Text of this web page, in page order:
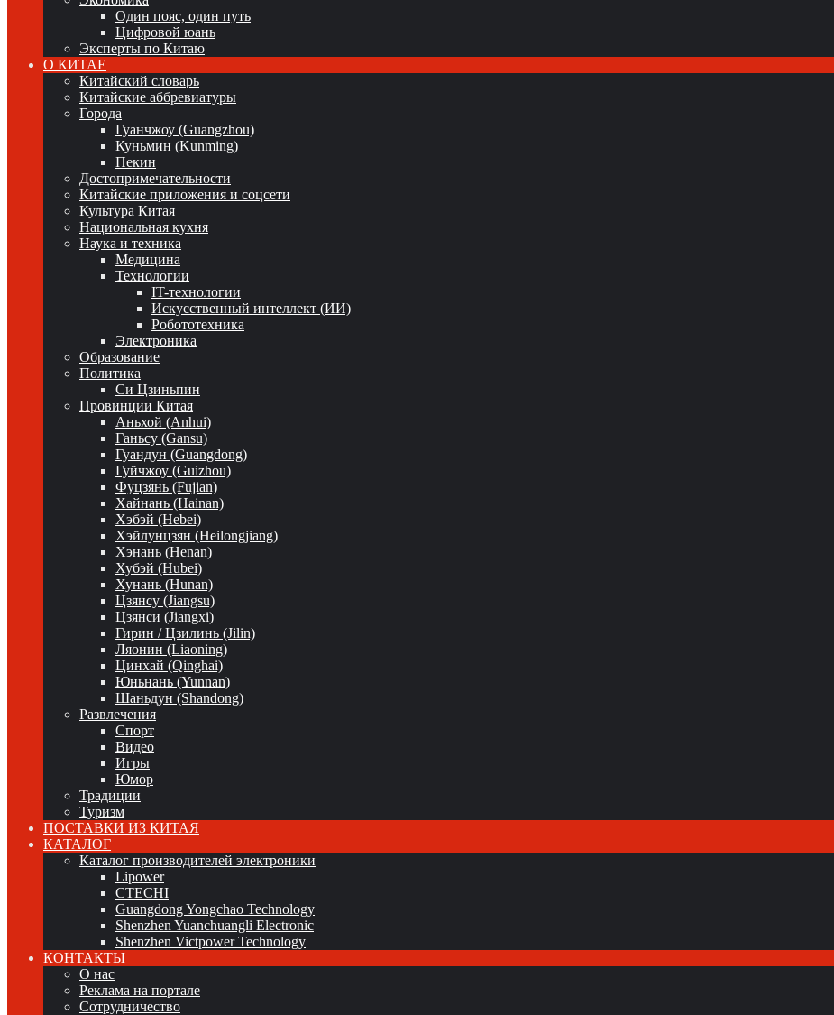
Один пояс, один путь
Цифровой юань
Эксперты по Китаю
О КИТАЕ
Китайский словарь
Китайские аббревиатуры
Города
Гуанчжоу (Guangzhou)
Куньмин (Kunming)
Пекин
Достопримечательности
Китайские приложения и соцсети
Культура Китая
Национальная кухня
Наука и техника
Медицина
Технологии
IT-технологии
Искусственный интеллект (ИИ)
Робототехника
Электроника
Образование
Политика
Си Цзиньпин
Провинции Китая
Аньхой (Anhui)
Ганьсу (Gansu)
Гуандун (Guangdong)
Гуйчжоу (Guizhou)
Фуцзянь (Fujian)
Хайнань (Hainan)
Хэбэй (Hebei)
Хэйлунцзян (Heilongjiang)
Хэнань (Henan)
Хубэй (Hubei)
Хунань (Hunan)
Цзянсу (Jiangsu)
Цзянси (Jiangxi)
Гирин / Цзилинь (Jilin)
Ляонин (Liaoning)
Цинхай (Qinghai)
Юньнань (Yunnan)
Шаньдун (Shandong)
Развлечения
Спорт
Видео
Игры
Юмор
Традиции
Туризм
ПОСТАВКИ ИЗ КИТАЯ
КАТАЛОГ
Каталог производителей электроники
Lipower
CTECHI
Guangdong Yongchao Technology
Shenzhen Yuanchuangli Electronic
Shenzhen Victpower Technology
КОНТАКТЫ
О нас
Реклама на портале
Сотрудничество